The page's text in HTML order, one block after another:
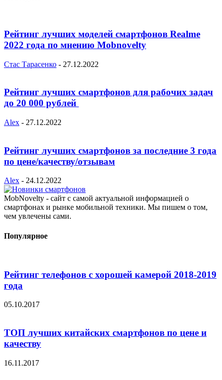
Рейтинг лучших моделей смартфонов Realme
2022 года по мнению Mobnovelty
Стас Тарасенко - 27.12.2022
Рейтинг лучших смартфонов для рабочих задач
до 20 000 рублей
Alex - 27.12.2022
Рейтинг лучших смартфонов за последние 3 года
по цене/качеству/отзывам
Alex - 24.12.2022
MobNovelty - сайт с самой актуальной информацией о
смартфонах и рынке мобильной техники. Мы пишем о том,
чем увлечены сами.
Популярное
Рейтинг телефонов с хорошей камерой 2018-2019
года
05.10.2017
ТОП лучших китайских смартфонов по цене и
качеству
16.11.2017